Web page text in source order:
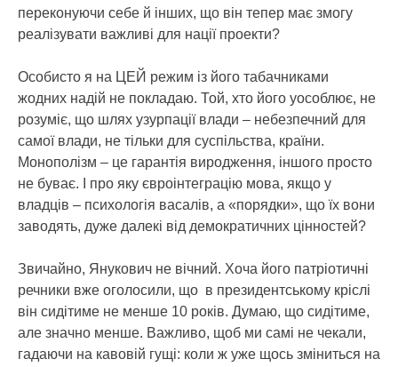
переконуючи себе й інших, що він тепер має змогу
реалізувати важливі для нації проекти?
Особисто я на ЦЕЙ режим із його табачниками
жодних надій не покладаю. Той, хто його уособлює, не
розуміє, що шлях узурпації влади – небезпечний для
самої влади, не тільки для суспільства, країни.
Монополізм – це гарантія виродження, іншого просто
не буває. І про яку євроінтеграцію мова, якщо у
владців – психологія васалів, а «порядки», що їх вони
заводять, дуже далекі від демократичних цінностей?
Звичайно, Янукович не вічний. Хоча його патріотичні
речники вже оголосили, що в президентському кріслі
він сидітиме не менше 10 років. Думаю, що сидітиме,
але значно менше. Важливо, щоб ми самі не чекали,
гадаючи на кавовій гущі: коли ж уже щось зміниться на